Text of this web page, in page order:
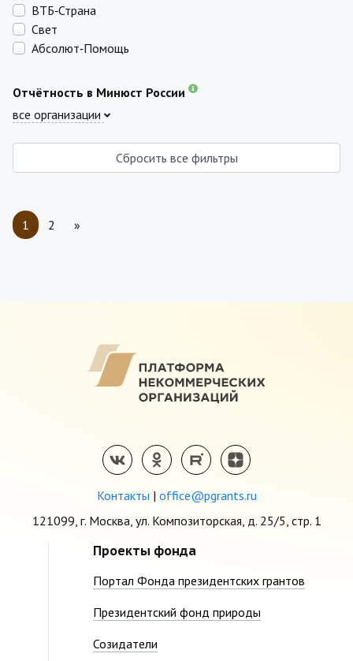
ВТБ‑Страна
Свет
Абсолют‑Помощь
Отчётность в Минюст России
все организации
Сбросить все фильтры
1 2 »
Контакты | office@pgrants.ru
121099, г. Москва, ул. Композиторская, д. 25/5, стр. 1
Проекты фонда
Портал Фонда президентских грантов
Президентский фонд природы
Созидатели